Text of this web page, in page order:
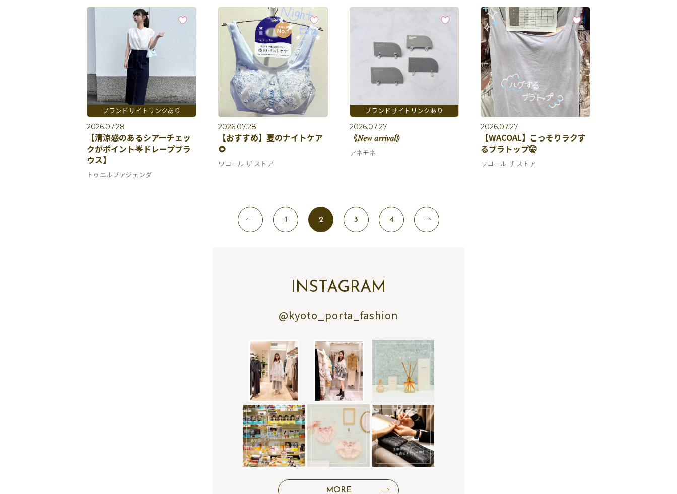
2026.07.28
【清涼感のあるシアーチェッ
クがポイント🌟ドレープブラ
ウス】
トゥエルブアジェンダ
2026.07.28
【おすすめ】夏のナイトケア
🌻
ワコール ザ ストア
2026.07.27
《𝑁𝑒𝑤 𝑎𝑟𝑟𝑖𝑣𝑎𝑙》
アネモネ
2026.07.27
【WACOAL】こっそりラクす
るブラトップ🤫
ワコール ザ ストア
1 2 3 4
INSTAGRAM
@kyoto_porta_fashion
MORE